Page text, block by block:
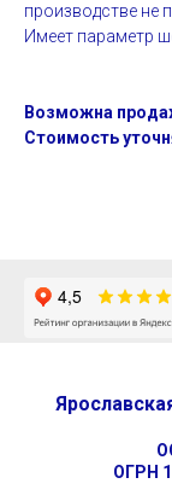
производстве не
Имеет параметр
Возможна
Стоимость
ОГРН